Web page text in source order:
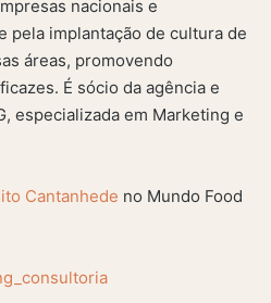
nacionais e
pela implantação de cultura de
áreas, promovendo
É sócio da agência e
especializada em Marketing e
Cantanhede no Mundo Food